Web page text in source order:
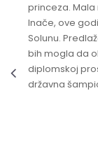
princeza. Mala
Inače, ove
Solunu.
bih mogla da
diplomskoj
državna